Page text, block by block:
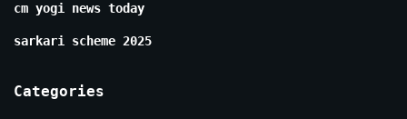
cm yogi news today
sarkari scheme 2025
Categories